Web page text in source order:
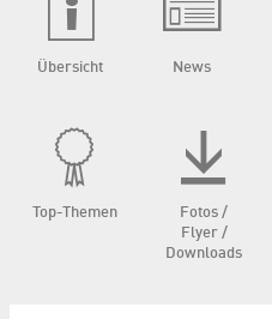
Übersicht News
Top-Themen
Fotos /
Flyer /
Downloads